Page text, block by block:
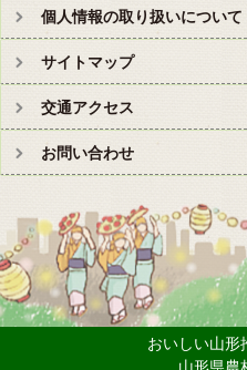
個人情報の取り扱いについて
サイトマップ
交通アクセス
お問い合わせ
おいしい山形